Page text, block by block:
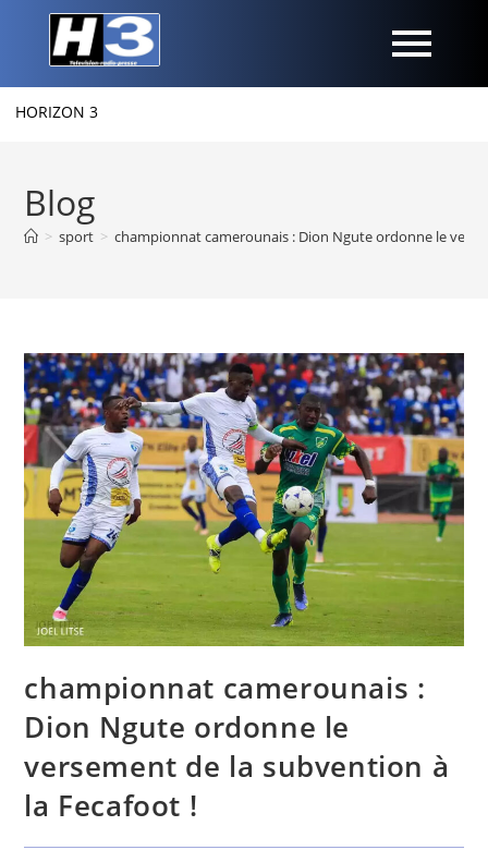
3
Blog
> sport > championnat camerounais : Dion Ngute ordonne le
championnat camerounais :
Dion Ngute ordonne le
versement de la subvention à
la Fecafoot !